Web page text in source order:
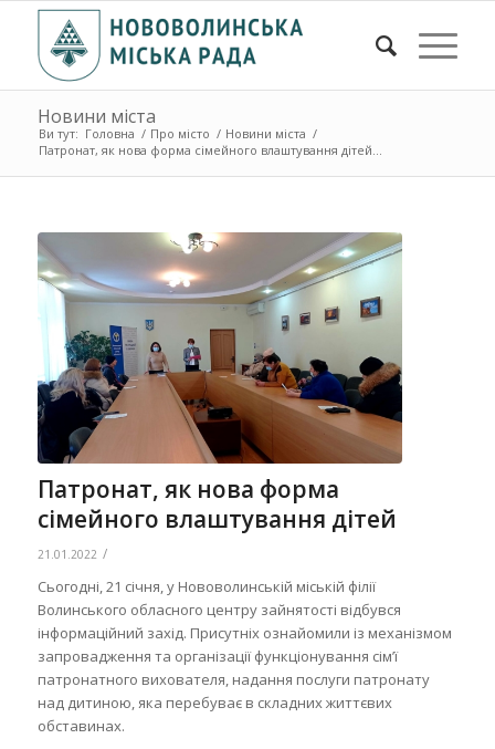
Новини міста
Ви тут: Головна / Про місто / Новини міста /
Патронат, як нова форма сімейного влаштування дітей...
Патронат, як нова форма
сімейного влаштування дітей
21.01.2022 /
Сьогодні, 21 січня, у Нововолинській міській філії
Волинського обласного центру зайнятості відбувся
інформаційний захід. Присутніх ознайомили із механізмом
запровадження та організації функціонування сім’ї
патронатного вихователя, надання послуги патронату
над дитиною, яка перебуває в складних життєвих
обставинах.